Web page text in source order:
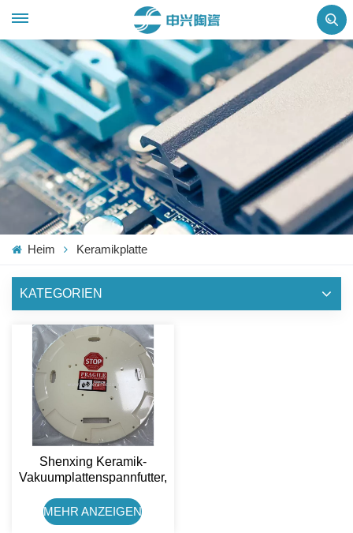
Heim Keramikplatte
KATEGORIEN
Shenxing Keramik-
Vakuumplattenspannfutter,
Korrosionsbeständig
Gegen Chemische
MEHR ANZEIGEN